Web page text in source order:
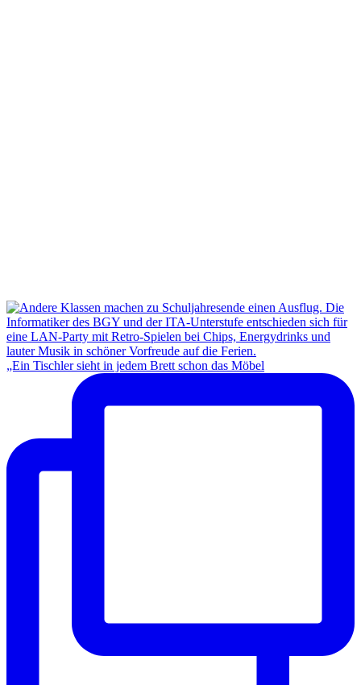
„Ein Tischler sieht in jedem Brett schon das Möbel